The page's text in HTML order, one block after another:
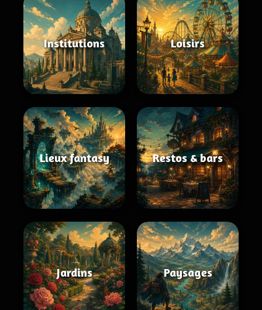
Institutions Loisirs
Lieux fantasy Restos & bars
Jardins Paysages